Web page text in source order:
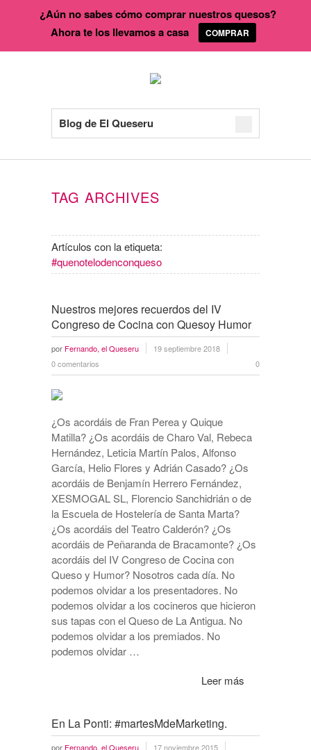
Blog de El Queseru
TAG ARCHIVES
Artículos con la etiqueta:
#quenotelodenconqueso
Nuestros mejores recuerdos del IV
Congreso de Cocina con Quesoy Humor
por Fernando, el Queseru
19 septiembre 2018
0 comentarios
0
¿Os acordáis de Fran Perea y Quique
Matilla? ¿Os acordáis de Charo Val, Rebeca
Hernández, Leticia Martín Palos, Alfonso
García, Helio Flores y Adrián Casado? ¿Os
acordáis de Benjamín Herrero Fernández,
XESMOGAL SL, Florencio Sanchidrián o de
la Escuela de Hostelería de Santa Marta?
¿Os acordáis del Teatro Calderón? ¿Os
acordáis de Peñaranda de Bracamonte? ¿Os
acordáis del IV Congreso de Cocina con
Queso y Humor? Nosotros cada día. No
podemos olvidar a los presentadores. No
podemos olvidar a los cocineros que hicieron
sus tapas con el Queso de La Antigua. No
podemos olvidar a los premiados. No
podemos olvidar …
Leer más
En La Ponti: #martesMdeMarketing.
por Fernando, el Queseru
17 noviembre 2015
¿Aún no sabes cómo comprar nuestros quesos?
Ahora te los llevamos a casa
COMPRAR